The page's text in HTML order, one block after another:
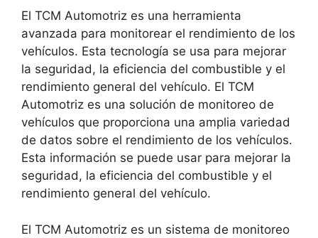
El TCM Automotriz es una herramienta
avanzada para monitorear el rendimiento de los
vehículos. Esta tecnología se usa para mejorar
la seguridad, la eficiencia del combustible y el
rendimiento general del vehículo. El TCM
Automotriz es una solución de monitoreo de
vehículos que proporciona una amplia variedad
de datos sobre el rendimiento de los vehículos.
Esta información se puede usar para mejorar la
seguridad, la eficiencia del combustible y el
rendimiento general del vehículo.
El TCM Automotriz es un sistema de monitoreo